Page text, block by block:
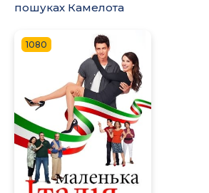
пошуках Камелота
1080